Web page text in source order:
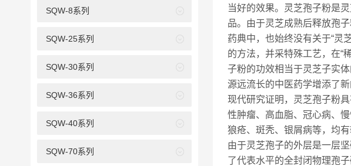
当好的效果。灵芝孢子粉是
品。由于灵芝成熟后释放孢
药典中，也始终没有关于“灵
的方法，并采特殊工艺，在“
子粉的功效相当于灵芝子实
源远流长的中医药学增添了
现代研究证明，灵芝孢子粉
性肿瘤、高血脂、冠心病、
狼疮、斑秃、银屑病等，均有
由于灵芝孢子的外层是一层
了代表水平的全封闭物理孢
SQW-8系列
SQW-25系列
SQW-30系列
SQW-36系列
SQW-40系列
SQW-70系列